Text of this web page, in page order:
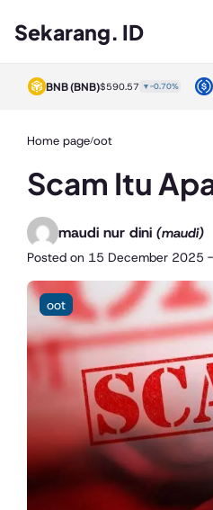
Sekarang. ID
BNB(BNB)$590.57 ▼-0.70%
Home page/oot
Scam Itu
maudi nur dini (maudi)
Posted on 15 December 2025
oot